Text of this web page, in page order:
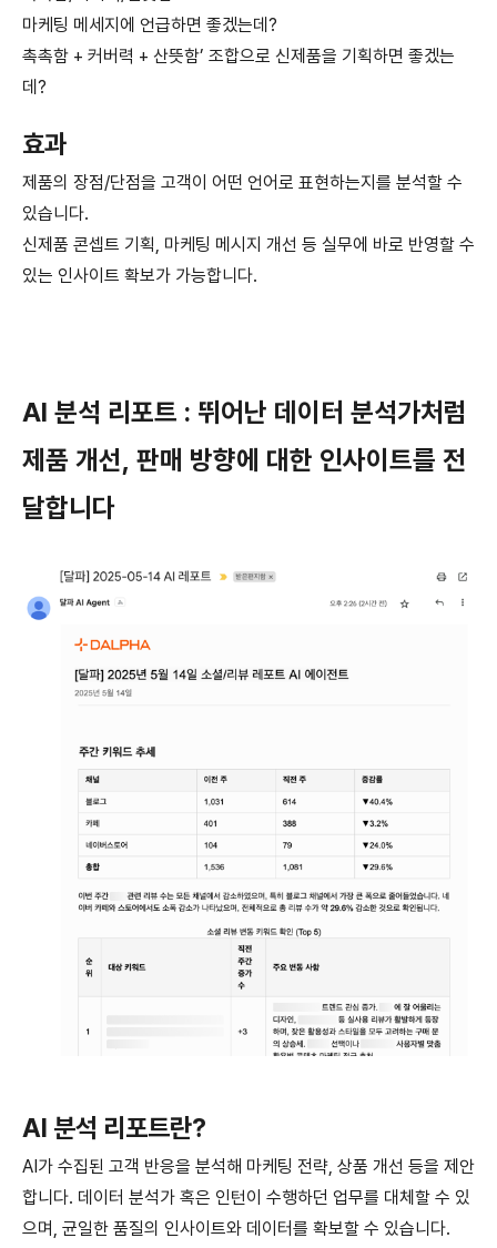
마케팅 메세지에 언급하면 좋겠는데?
촉촉함 + 커버력 + 산뜻함’ 조합으로 신제품을 기획하면 좋겠는
데?
효과
제품의 장점/단점을 고객이 어떤 언어로 표현하는지를 분석할 수
있습니다.
신제품 콘셉트 기획, 마케팅 메시지 개선 등 실무에 바로 반영할 수
있는 인사이트 확보가 가능합니다.
AI 분석 리포트 : 뛰어난 데이터 분석가처럼
제품 개선, 판매 방향에 대한 인사이트를 전
달합니다
AI 분석 리포트란?
AI가 수집된 고객 반응을 분석해 마케팅 전략, 상품 개선 등을 제안
합니다. 데이터 분석가 혹은 인턴이 수행하던 업무를 대체할 수 있
으며, 균일한 품질의 인사이트와 데이터를 확보할 수 있습니다.